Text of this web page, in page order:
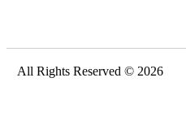
All Rights Reserved © 2026